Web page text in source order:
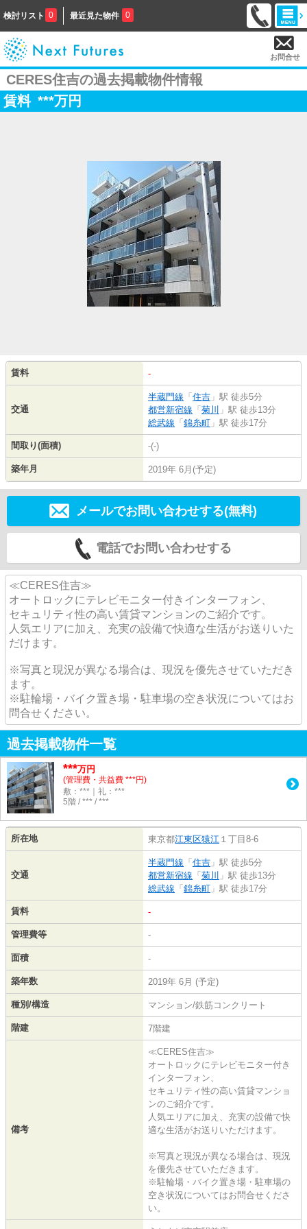
検討リスト 0 最近見た物件 0
お問合せ
CERES住吉の過去掲載物件情報
賃料 ***万円
賃料 -
交通
半蔵門線 「 住吉 」駅 徒歩5分
都営新宿線 「 菊川 」駅 徒歩13分
総武線 「 錦糸町 」駅 徒歩17分
間取り(面積) -(-)
築年月 2019年 6月(予定)
メールでお問い合わせする(無料)
電話でお問い合わせする
≪CERES住吉≫
オートロックにテレビモニター付きインターフォン、
セキュリティ性の高い賃貸マンションのご紹介です。
人気エリアに加え、充実の設備で快適な生活がお送りいた
だけます。
※写真と現況が異なる場合は、現況を優先させていただき
ます。
※駐輪場・バイク置き場・駐車場の空き状況についてはお
問合せください。
過去掲載物件一覧
***万円
(管理費・共益費 ***円)
敷：***｜礼：***
5階 / *** / ***
所在地 東京都江東区猿江 １丁目8-6
交通
半蔵門線 「 住吉 」駅 徒歩5分
都営新宿線 「 菊川 」駅 徒歩13分
総武線 「 錦糸町 」駅 徒歩17分
賃料 -
管理費等 -
面積 -
築年数 2019年 6月 (予定)
種別/構造 マンション/鉄筋コンクリート
階建 7階建
備考
≪CERES住吉≫
オートロックにテレビモニター付き
インターフォン、
セキュリティ性の高い賃貸マンショ
ンのご紹介です。
人気エリアに加え、充実の設備で快
適な生活がお送りいただけます。
※写真と現況が異なる場合は、現況
を優先させていただきます。
※駐輪場・バイク置き場・駐車場の
空き状況についてはお問合せくださ
い。